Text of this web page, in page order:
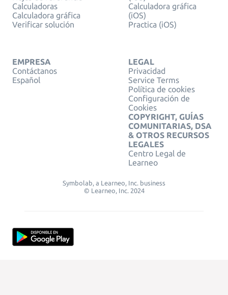
Calculadoras
Calculadora gráfica
Verificar solución
Calculadora gráfica
(iOS)
Practica (iOS)
EMPRESA
Contáctanos
Español
LEGAL
Privacidad
Service Terms
Política de cookies
Configuración de
Cookies
COPYRIGHT, GUÍAS
COMUNITARIAS, DSA
& OTROS RECURSOS
LEGALES
Centro Legal de
Learneo
Symbolab, a Learneo, Inc. business
© Learneo, Inc. 2024